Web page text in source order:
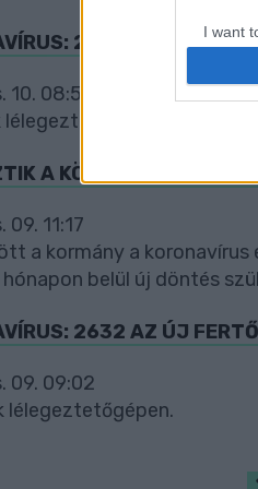
I want
I want
2377 AZ ÚJ
08:54
lélegeztetőgépen.
A KÖTELEZŐ
11:17
a kormány a
belül új döntés
2632 AZ ÚJ
09. 09:02
lélegeztetőgépen.